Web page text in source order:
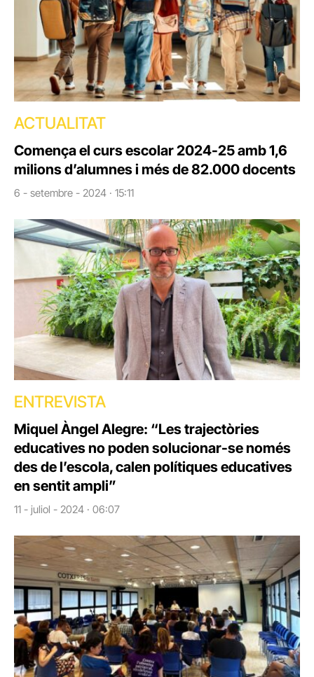
ACTUALITAT
Comença el curs escolar 2024-25 amb 1,6
milions d’alumnes i més de 82.000 docents
6 - setembre - 2024 · 15:11
ENTREVISTA
Miquel Àngel Alegre: “Les trajectòries
educatives no poden solucionar-se només
des de l’escola, calen polítiques educatives
en sentit ampli”
11 - juliol - 2024 · 06:07